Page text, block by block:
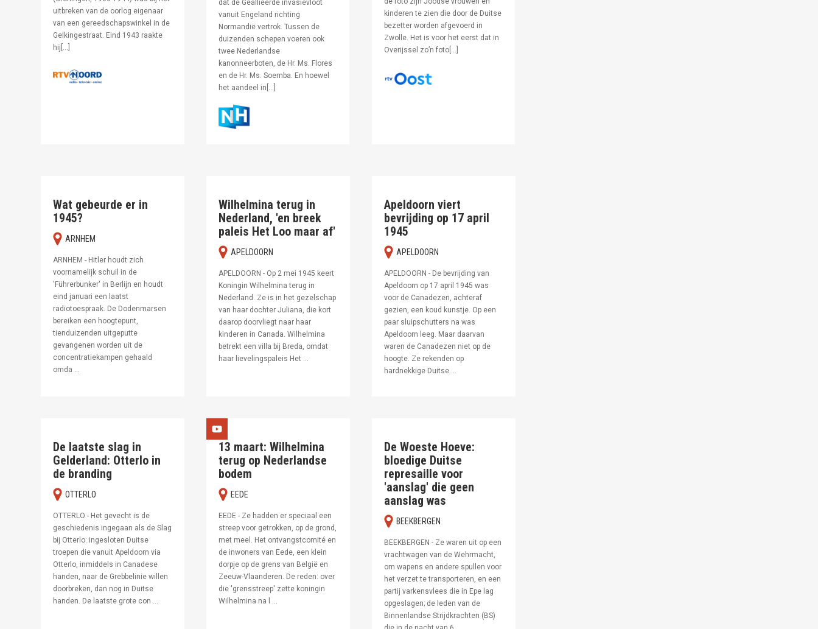
uitbreken van de oorlog eigenaar
van een gereedschapswinkel in de
Gelkingestraat. Eind 1943 raakte
hij[…]
dat de Geallieerde invasievloot
vanuit Engeland richting
Normandië vertrok. Tussen de
duizenden schepen voeren ook
twee Nederlandse
kanonneerboten, de Hr. Ms. Flores
en de Hr. Ms. Soemba. En hoewel
het aandeel in[…]
kinderen te zien die door de Duitse
bezetter worden afgevoerd in
Zwolle. Het is voor het eerst dat in
Overijssel zo’n foto[…]
Wat gebeurde er in
1945?
ARNHEM
ARNHEM - Hitler houdt zich
voornamelijk schuil in de
'Führerbunker' in Berlijn en houdt
eind januari een laatst
radiotoespraak. De Dodenmarsen
bereiken een hoogtepunt,
tienduizenden uitgeputte
gevangenen worden uit de
concentratiekampen gehaald
omda ...
Wilhelmina terug in
Nederland, 'en breek
paleis Het Loo maar af'
APELDOORN
APELDOORN - Op 2 mei 1945 keert
Koningin Wilhelmina terug in
Nederland. Ze is in het gezelschap
van haar dochter Juliana, die kort
daarop doorvliegt naar haar
kinderen in Canada. Wilhelmina
betrekt een villa bij Breda, omdat
haar lievelingspaleis Het ...
Apeldoorn viert
bevrijding op 17 april
1945
APELDOORN
APELDOORN - De bevrijding van
Apeldoorn op 17 april 1945 was
voor de Canadezen, achteraf
gezien, een koud kunstje. Op een
paar sluipschutters na was
Apeldoorn leeg. Maar daarvan
waren de Canadezen niet op de
hoogte. Ze rekenden op
hardnekkige Duitse ...
De laatste slag in
Gelderland: Otterlo in
de branding
OTTERLO
OTTERLO - Het gevecht is de
geschiedenis ingegaan als de Slag
bij Otterlo: ingesloten Duitse
troepen die vanuit Apeldoorn via
Otterlo, inmiddels in Canadese
handen, naar de Grebbelinie willen
doorbreken, dan nog in Duitse
handen. De laatste grote con ...
13 maart: Wilhelmina
terug op Nederlandse
bodem
EEDE
EEDE - Ze hadden er speciaal een
streep voor getrokken, op de grond,
met meel. Het ontvangstcomité en
de inwoners van Eede, een klein
dorpje op de grens van België en
Zeeuw-Vlaanderen. De reden: over
die 'grensstreep' zette koningin
Wilhelmina na l ...
De Woeste Hoeve:
bloedige Duitse
represaille voor
'aanslag' die geen
aanslag was
BEEKBERGEN
BEEKBERGEN - Ze waren uit op een
vrachtwagen van de Wehrmacht,
om wapens en andere spullen voor
het verzet te transporteren, en een
partij varkensvlees die in Epe lag
opgeslagen; de leden van de
Binnenlandse Strijdkrachten (BS)